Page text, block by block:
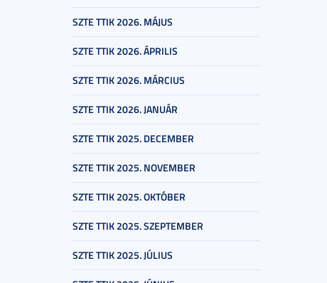
SZTE TTIK 2026. MÁJUS
SZTE TTIK 2026. ÁPRILIS
SZTE TTIK 2026. MÁRCIUS
SZTE TTIK 2026. JANUÁR
SZTE TTIK 2025. DECEMBER
SZTE TTIK 2025. NOVEMBER
SZTE TTIK 2025. OKTÓBER
SZTE TTIK 2025. SZEPTEMBER
SZTE TTIK 2025. JÚLIUS